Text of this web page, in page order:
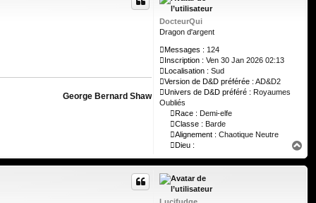
DocteurQui
Dragon d'argent
Messages : 124
Inscription : Ven 30 Jan 2026 02:13
Localisation : Sud
Version de D&D préférée : AD&D2
Univers de D&D préféré : Royaumes
Oubliés
Race : Demi-elfe
Classe : Barde
Alignement : Chaotique Neutre
Dieu :
George Bernard Shaw
a
u